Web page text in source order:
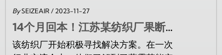
BySEIZEAIR / 2023-11-27
14个月回本！江苏某纺织厂果断选择萨震节能空压机
该纺织厂开始积极寻找解决方案。在一次